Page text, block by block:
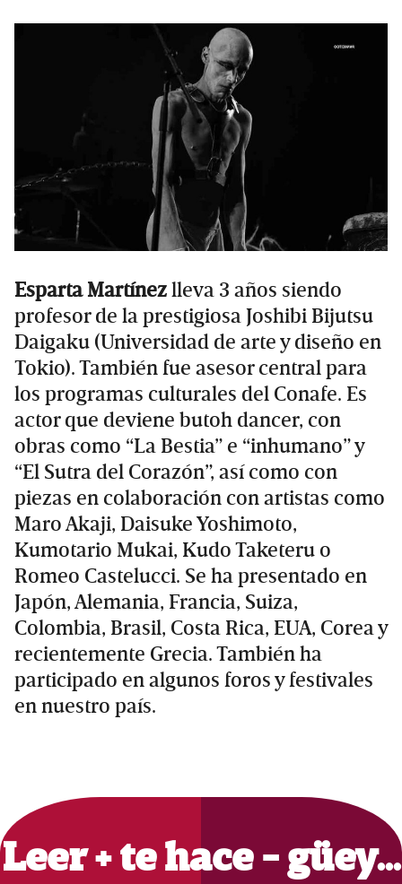
Esparta Martínezlleva 3 años siendo
profesor de la prestigiosa Joshibi Bijutsu
Daigaku (Universidad de arte y diseño en
Tokio). También fue asesor central para
los programas culturales del Conafe. Es
actor que deviene butoh dancer, con
obras como “La Bestia” e “inhumano” y
“El Sutra del Corazón”, así como con
piezas en colaboración con artistas como
Maro Akaji, Daisuke Yoshimoto,
Kumotario Mukai, Kudo Taketeru o
Romeo Castelucci. Se ha presentado en
Japón, Alemania, Francia, Suiza,
Colombia, Brasil, Costa Rica, EUA, Corea y
recientemente Grecia. También ha
participado en algunos foros y festivales
en nuestro país.
Primary
Sidebar
Leer + te hace - güey…